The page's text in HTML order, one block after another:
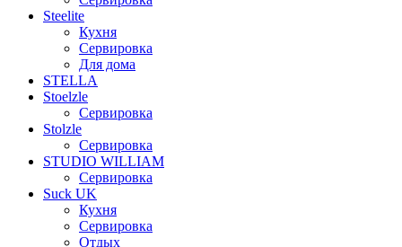
Steelite
Кухня
Сервировка
Для дома
STELLA
Stoelzle
Сервировка
Stolzle
Сервировка
STUDIO WILLIAM
Сервировка
Suck UK
Кухня
Сервировка
Отдых